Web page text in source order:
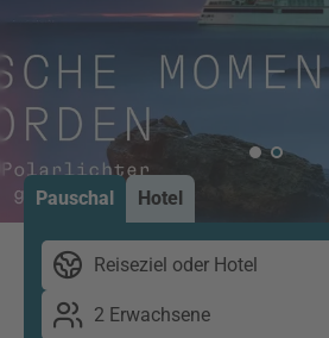
Pauschal Hotel
Reiseziel oder Hotel
2 Erwachsene